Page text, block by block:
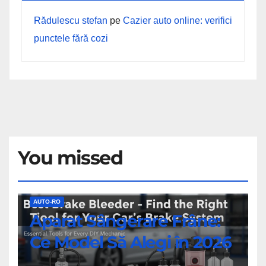
Rădulescu stefan pe Cazier auto online: verifici
punctele fără cozi
You missed
Aparat
Sângerare
Frâne:
AUTO-RO
Aparat Sângerare Frâne:
Ce Model Să Alegi în 2026